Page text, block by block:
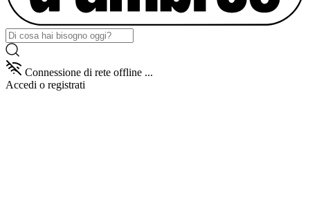
Connessione di rete offline ...
Accedi o registrati